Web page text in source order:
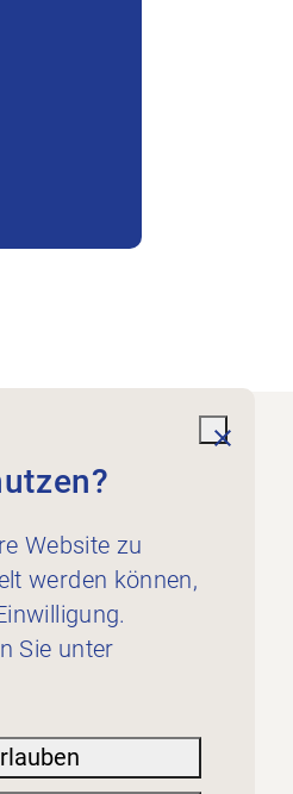
Website zu
werden können,
Sie unter